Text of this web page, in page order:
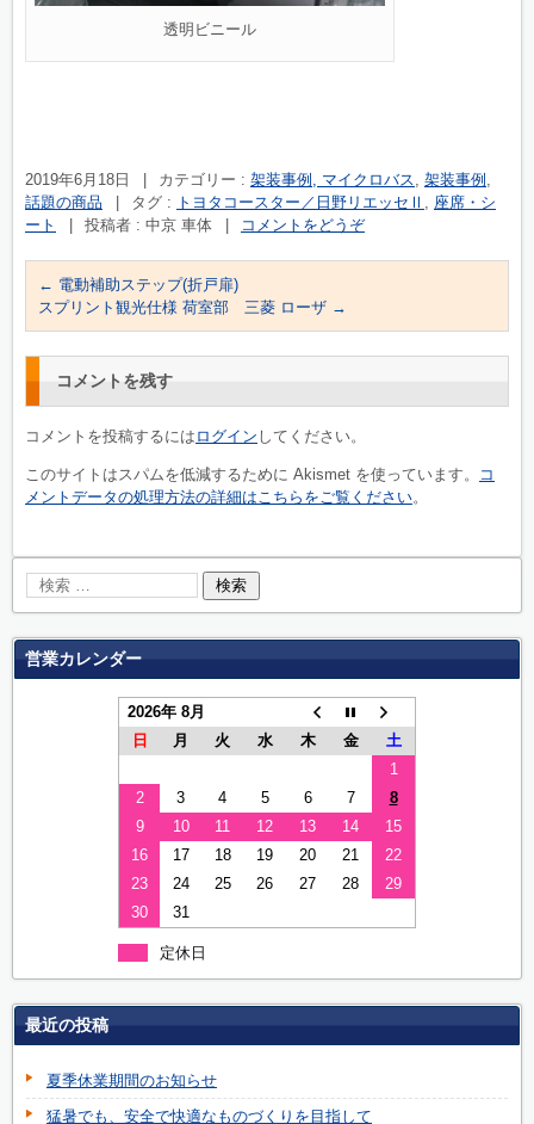
透明ビニール
2019年6月18日 | カテゴリー : 架装事例, マイクロバス 架装事例
話題の商品
| タグ : トヨタコースター／日野リエッセⅡ
座席・シ
ート
| 投稿者 : 中京 車体 | コメントをどうぞ
← 電動補助ステップ(折戸扉)
スプリント観光仕様 荷室部 三菱 ローザ →
コメントを残す
コメントを投稿するには ログイン してください。
このサイトはスパムを低減するために Akismet を使っています。
コ
メントデータの処理方法の詳細はこちらをご覧ください。
営業カレンダー
2026年 8月
日
月 火 水 木 金
土
1
2
3 4 5 6 7
8
9
10 11 12 13 14
15
16
17 18 19 20 21
22
23
24 25 26 27 28
29
30
31
定休日
最近の投稿
夏季休業期間のお知らせ
猛暑でも、安全で快適なものづくりを目指して